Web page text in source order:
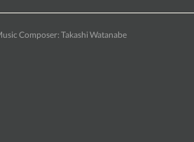
Composer: Takashi Watanabe